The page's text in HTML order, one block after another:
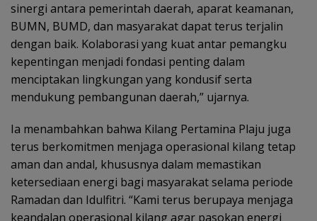
sinergi antara pemerintah daerah, aparat keamanan,
BUMN, BUMD, dan masyarakat dapat terus terjalin
dengan baik. Kolaborasi yang kuat antar pemangku
kepentingan menjadi fondasi penting dalam
menciptakan lingkungan yang kondusif serta
mendukung pembangunan daerah,” ujarnya.
Ia menambahkan bahwa Kilang Pertamina Plaju juga
terus berkomitmen menjaga operasional kilang tetap
aman dan andal, khususnya dalam memastikan
ketersediaan energi bagi masyarakat selama periode
Ramadan dan Idulfitri. “Kami terus berupaya menjaga
keandalan operasional kilang agar pasokan energi